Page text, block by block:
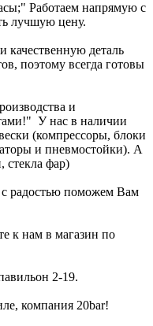
Работаем напрямую с
лучшую цену.
качественную деталь
поэтому всегда готовы
и
У нас в наличии
(компрессоры, блоки
и пневмостойки). А
стекла фар)
поможем Вам
к нам в магазин по
2-19.
компания 20bar!